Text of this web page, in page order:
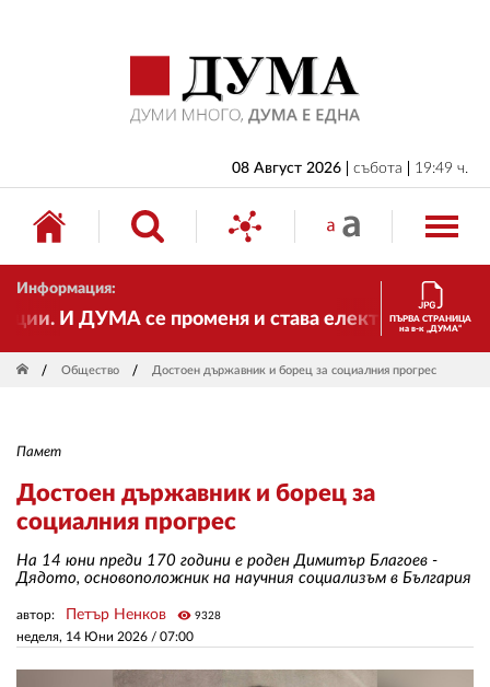
08 Август 2026 събота 19:49 ч.
Информация:
ДУМА се променя и става електронно
ПЪРВА СТРАНИЦА
на в-к „ДУМА“
Общество Достоен държавник и борец за социалния прогрес
Памет
Достоен държавник и борец за
социалния прогрес
На 14 юни преди 170 години e роден Димитър Благоев -
Дядото, основоположник на научния социализъм в България
неделя, 14 Юни 2026 / 07:00
автор: Петър Ненков visibility 9328
БЪЛГАРИЯ
ИКОНОМИКА
ИЗБОРИ
СВЯТ
АВТОРИ